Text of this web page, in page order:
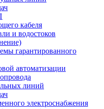
кабеля
и водостоков
гарантированного
автоматизации
линий
электроснабжения